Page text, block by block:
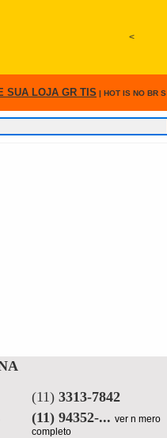
<
SUA LOJA GR TIS | HOT IS NO BR S
(11) 3313-7842
(11) 94352-... ver n mero
completo